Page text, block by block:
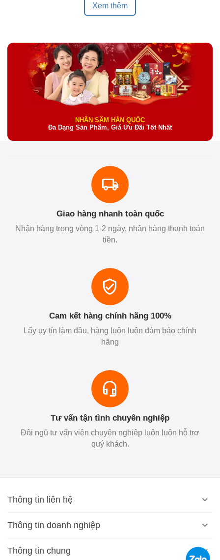
Xem thêm
NHÂN SÂM HÀN QUỐC
Đa Dạng Sản Phẩm, Giá Ưu Đãi Tốt Nhất
Giao hàng nhanh toàn quốc
Nhận hàng trong vòng 1-2 ngày, nhận hàng thanh toán
tiền.
Cam kết hàng chính hãng 100%
Lấy uy tín làm đầu, hàng luôn luôn đảm bảo chính
hãng
Tư vấn tận tình chuyên nghiệp
Đội ngũ tư vấn viên chuyên nghiệp luôn luôn hỗ trợ
quý khách.
Thông tin liên hệ
Thông tin doanh nghiệp
Thông tin chung